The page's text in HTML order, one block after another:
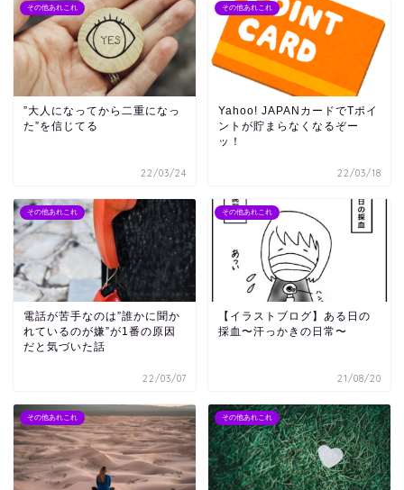
その他あれこれ
”大人になってから二重になっ
た”を信じてる
22/03/24
その他あれこれ
Yahoo! JAPANカードでTポイ
ントが貯まらなくなるぞー
ッ！
22/03/18
その他あれこれ
電話が苦手なのは”誰かに聞か
れているのが嫌”が1番の原因
だと気づいた話
22/03/07
その他あれこれ
【イラストブログ】ある日の
採血〜汗っかきの日常〜
21/08/20
その他あれこれ その他あれこれ